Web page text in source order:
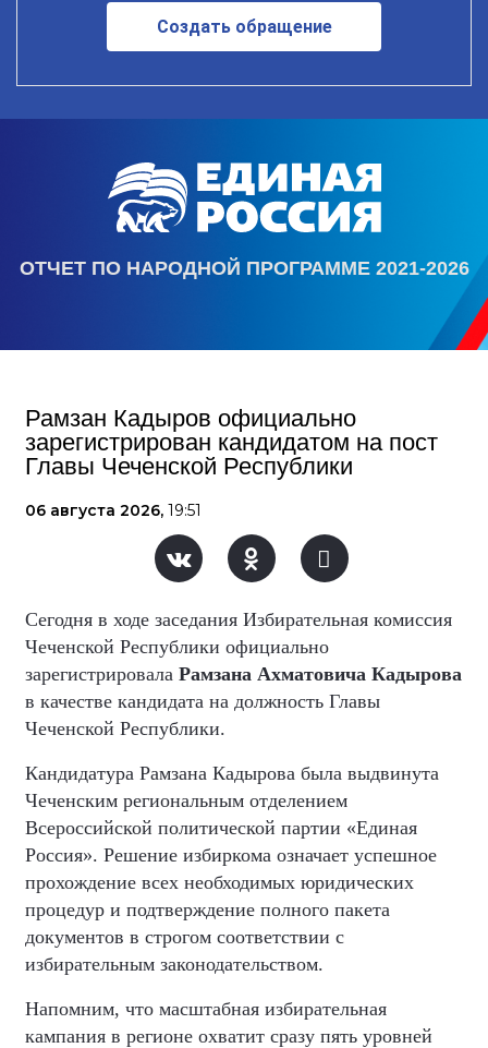
Создать обращение
ОТЧЕТ ПО НАРОДНОЙ ПРОГРАММЕ 2021-2026
Рамзан Кадыров официально
зарегистрирован кандидатом на пост
Главы Чеченской Республики
06 августа 2026, 19:51
Сегодня в ходе заседания Избирательная комиссия
Чеченской Республики официально
зарегистрировала Рамзана Ахматовича Кадырова
в качестве кандидата на должность Главы
Чеченской Республики.
Кандидатура Рамзана Кадырова была выдвинута
Чеченским региональным отделением
Всероссийской политической партии «Единая
Россия». Решение избиркома означает успешное
прохождение всех необходимых юридических
процедур и подтверждение полного пакета
документов в строгом соответствии с
избирательным законодательством.
Напомним, что масштабная избирательная
кампания в регионе охватит сразу пять уровней